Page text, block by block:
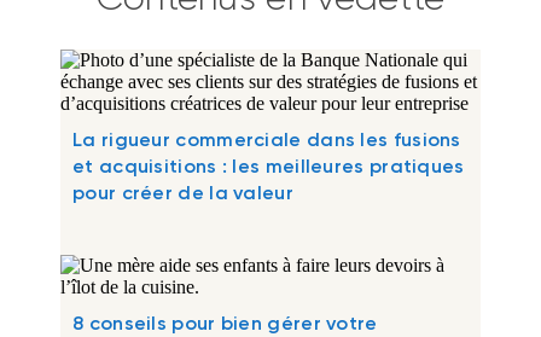
La rigueur commerciale dans les fusions
et acquisitions : les meilleures pratiques
pour créer de la valeur
8 conseils pour bien gérer votre